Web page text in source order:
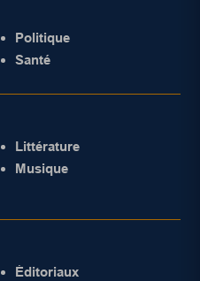
Politique
Santé
Littérature
Musique
Éditoriaux